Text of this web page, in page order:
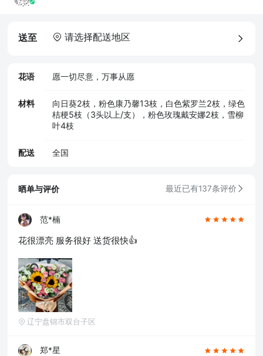
送至 请选择配送地区
花语 愿一切尽意，万事从愿
材料
向日葵2枝，粉色康乃馨13枝，白色紫罗兰2枝，绿色
桔梗5枝（3头以上/支），粉色玫瑰戴安娜2枝，雪柳
叶4枝
配送 全国
晒单与评价 最近已有137条评价
范*楠
花很漂亮 服务很好 送货很快👍
辽宁盘锦市双台子区
郑*星